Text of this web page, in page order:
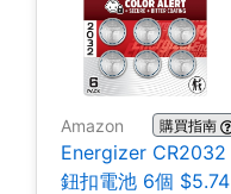
Amazon 購買指南
Energizer CR2032
鈕扣電池 6個 $5.74